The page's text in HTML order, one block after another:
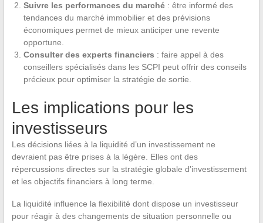
Suivre les performances du marché: être informé des
tendances du marché immobilier et des prévisions
économiques permet de mieux anticiper une revente
opportune.
Consulter des experts financiers : faire appel à des
conseillers spécialisés dans les SCPI peut offrir des conseils
précieux pour optimiser la stratégie de sortie.
Les implications pour les
investisseurs
Les décisions liées à la liquidité d’un investissement ne
devraient pas être prises à la légère. Elles ont des
répercussions directes sur la stratégie globale d’investissement
et les objectifs financiers à long terme.
La liquidité influence la flexibilité dont dispose un investisseur
pour réagir à des changements de situation personnelle ou